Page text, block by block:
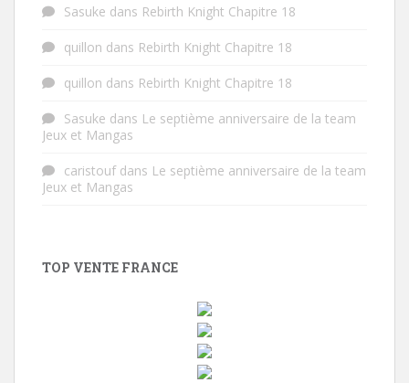
Sasuke dans Rebirth Knight Chapitre 18
quillon dans Rebirth Knight Chapitre 18
quillon dans Rebirth Knight Chapitre 18
Sasuke dans Le septième anniversaire de la team
Jeux et Mangas
caristoufdans Le septième anniversaire de la team
Jeux et Mangas
TOP VENTE FRANCE